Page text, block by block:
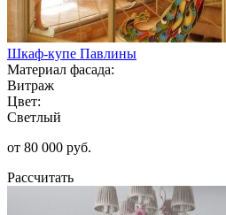
Шкаф-купе Павлины
Материал фасада:
Витраж
Цвет:
Светлый
от 80 000 руб.
Рассчитать